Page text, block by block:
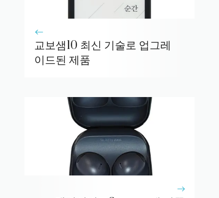
교보샘10 최신 기술로 업그레
이드된 제품